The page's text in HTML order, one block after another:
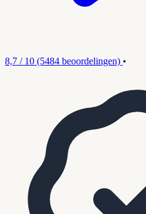
8,7 / 10 (5484 beoordelingen) •